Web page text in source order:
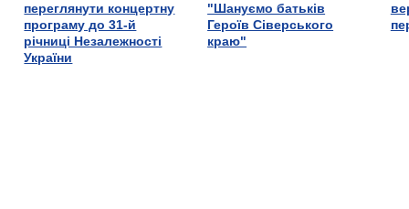
переглянути концертну
програму до 31-й
річниці Незалежності
України
"Шануємо батьків
Героїв Сіверського
краю"